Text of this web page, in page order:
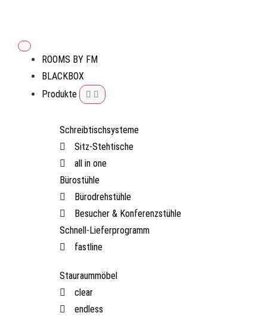
ROOMS BY FM
BLACKBOX
Produkte
Schreibtischsysteme
Sitz-Stehtische
all in one
Bürostühle
Bürodrehstühle
Besucher & Konferenzstühle
Schnell-Lieferprogramm
fastline
Stauraummöbel
clear
endless